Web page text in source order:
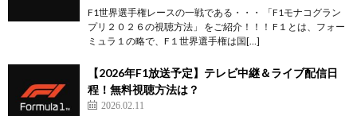
F1世界選手権レースの一戦である・・・ 「F1モナコグラン
プリ２０２６の視聴方法」 をご紹介！！！ F１とは、フォー
ミュラ１の略で、F１世界選手権は国[…]
【2026年F1放送予定】テレビ中継＆ライブ配信日
程！無料視聴方法は？
2026.02.11